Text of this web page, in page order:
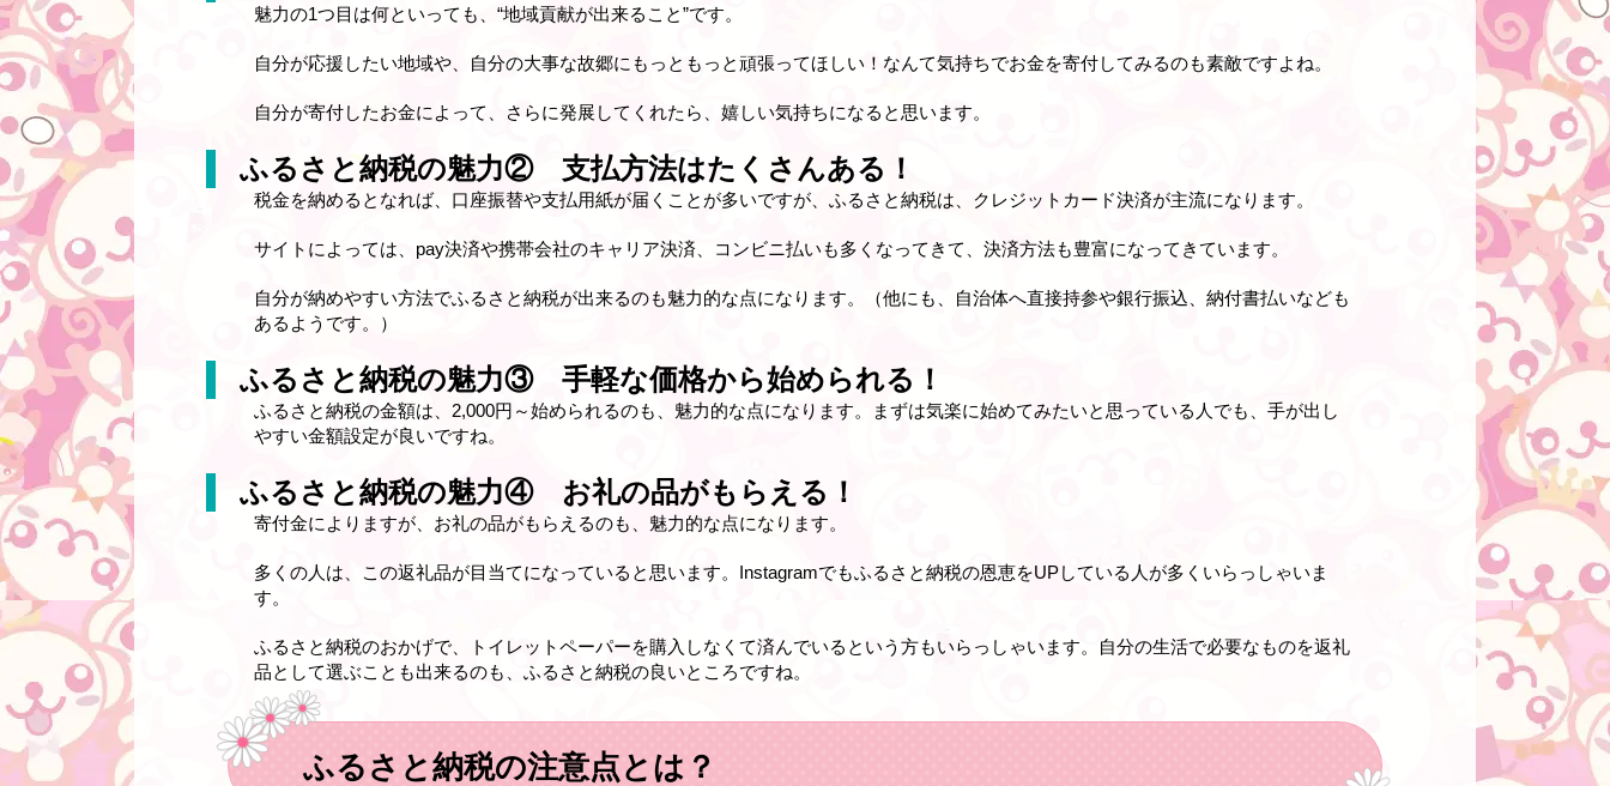
魅力の1つ目は何といっても、“地域貢献が出来ること”です。
自分が応援したい地域や、自分の大事な故郷にもっともっと頑張ってほしい！なんて気持ちでお金を寄付してみるのも素敵ですよね。
自分が寄付したお金によって、さらに発展してくれたら、嬉しい気持ちになると思います。
ふるさと納税の魅力② 支払方法はたくさんある！
税金を納めるとなれば、口座振替や支払用紙が届くことが多いですが、ふるさと納税は、クレジットカード決済が主流になります。
サイトによっては、pay決済や携帯会社のキャリア決済、コンビニ払いも多くなってきて、決済方法も豊富になってきています。
自分が納めやすい方法でふるさと納税が出来るのも魅力的な点になります。（他にも、自治体へ直接持参や銀行振込、納付書払いなども
あるようです。）
ふるさと納税の魅力③ 手軽な価格から始められる！
ふるさと納税の金額は、2,000円～始められるのも、魅力的な点になります。まずは気楽に始めてみたいと思っている人でも、手が出し
やすい金額設定が良いですね。
ふるさと納税の魅力④ お礼の品がもらえる！
寄付金によりますが、お礼の品がもらえるのも、魅力的な点になります。
多くの人は、この返礼品が目当てになっていると思います。Instagramでもふるさと納税の恩恵をUPしている人が多くいらっしゃいま
す。
ふるさと納税のおかげで、トイレットペーパーを購入しなくて済んでいるという方もいらっしゃいます。自分の生活で必要なものを返礼
品として選ぶことも出来るのも、ふるさと納税の良いところですね。
ふるさと納税の注意点とは？